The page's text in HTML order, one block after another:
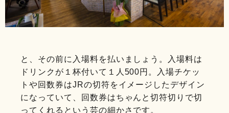
と、その前に入場料を払いましょう。入場料は
ドリンクが１杯付いて１人500円。入場チケッ
トや回数券はJRの切符をイメージしたデザイン
になっていて、回数券はちゃんと切符切りで切
ってくれるという芸の細かさです。